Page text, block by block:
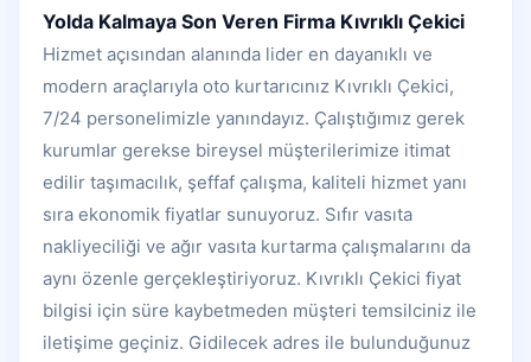
Yolda Kalmaya Son Veren Firma Kıvrıklı Çekici
Hizmet açısından alanında lider en dayanıklı ve
modern araçlarıyla oto kurtarıcınız Kıvrıklı Çekici,
7/24 personelimizle yanındayız. Çalıştığımız gerek
kurumlar gerekse bireysel müşterilerimize itimat
edilir taşımacılık, şeffaf çalışma, kaliteli hizmet yanı
sıra ekonomik fiyatlar sunuyoruz. Sıfır vasıta
nakliyeciliği ve ağır vasıta kurtarma çalışmalarını da
aynı özenle gerçekleştiriyoruz. Kıvrıklı Çekici fiyat
bilgisi için süre kaybetmeden müşteri temsilciniz ile
iletişime geçiniz. Gidilecek adres ile bulunduğunuz